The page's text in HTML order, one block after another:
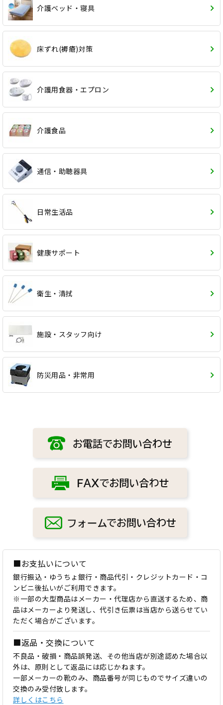
介護ベッド・寝具
床ずれ(褥瘡)対策
介護用食器・エプロン
介護食品
通信・助聴器具
日常生活品
健康サポート
衛生・清拭
施設・スタッフ向け
防災用品・非常用
■お支払いについて
銀行振込・ゆうちょ銀行・商品代引・クレジットカード・コ
ンビニ後払いがご利用できます。
※一部の大型商品はメーカー・代理店から直送するため、商
品はメーカーより発送し、代引き伝票は当店から送らせてい
ただく場合がございます。
■返品・交換について
不良品・破損・商品誤発送、その他当店が別途認めた場合以
外は、原則として返品には応じかねます。
一部メーカーの靴のみ、商品番号が同じものでサイズ違いの
交換のみ受付致します。
詳しくはこちら